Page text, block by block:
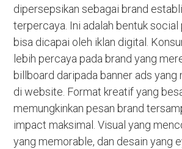
dipersepsikan sebagai brand
terpercaya. Ini adalah bentuk
bisa dicapai oleh iklan digital.
lebih percaya pada brand yang
billboard daripada banner ads yang
di website. Format kreatif yang
memungkinkan pesan brand
impact maksimal. Visual yang
yang memorable, dan desain yang